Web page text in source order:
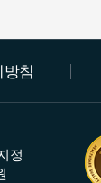
침
정